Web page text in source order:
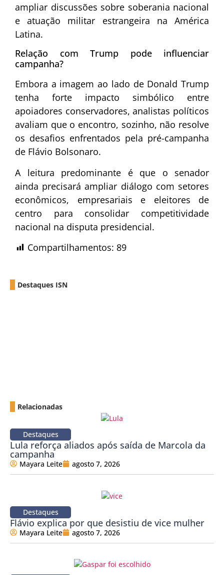
ampliar discussões sobre soberania nacional
e atuação militar estrangeira na América
Latina.
Relação com Trump pode influenciar
campanha?
Embora a imagem ao lado de Donald Trump
tenha forte impacto simbólico entre
apoiadores conservadores, analistas políticos
avaliam que o encontro, sozinho, não resolve
os desafios enfrentados pela pré-campanha
de Flávio Bolsonaro.
A leitura predominante é que o senador
ainda precisará ampliar diálogo com setores
econômicos, empresariais e eleitores de
centro para consolidar competitividade
nacional na disputa presidencial.
Compartilhamentos: 89
Destaques ISN
Relacionadas
Destaques
Lula reforça aliados após saída de Marcola da
campanha
Mayara Leite agosto 7, 2026
Destaques
Flávio explica por que desistiu de vice mulher
Mayara Leite agosto 7, 2026